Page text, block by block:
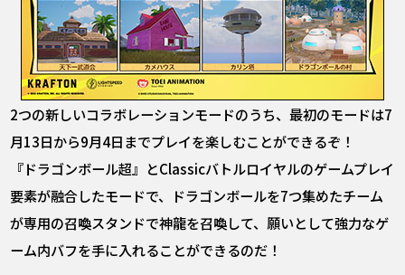
2つの新しいコラボレーションモードのうち、最初のモードは7
月13日から9月4日までプレイを楽しむことができるぞ！
『ドラゴンボール超』とClassicバトルロイヤルのゲームプレイ
要素が融合したモードで、ドラゴンボールを7つ集めたチーム
が専用の召喚スタンドで神龍を召喚して、願いとして強力なゲ
ーム内バフを手に入れることができるのだ！